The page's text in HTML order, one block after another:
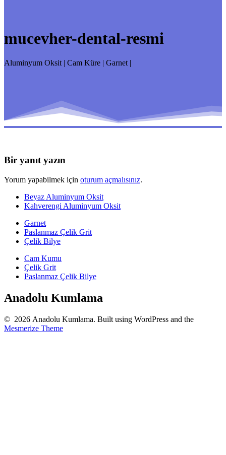
mucevher-dental-resmi
Aluminyum Oksit | Cam Küre | Garnet |
Bir yanıt yazın
Yorum yapabilmek için oturum açmalısınız.
Beyaz Aluminyum Oksit
Kahverengi Aluminyum Oksit
Garnet
Paslanmaz Çelik Grit
Çelik Bilye
Cam Kumu
Çelik Grit
Paslanmaz Çelik Bilye
Anadolu Kumlama
© 2026 Anadolu Kumlama. Built using WordPress and the
Mesmerize Theme